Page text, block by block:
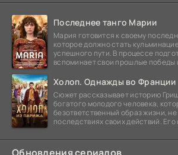
Последнее танго Марии
Мария готовится к своему
которое должно стать
успешного пути. В процессе
вспоминает свои прошлые победы
Холоп. Однажды во Франции
Сюжет рассказывает историю
богатого молодого человека,
безответственный образ жизни,
последствиях своих действий.